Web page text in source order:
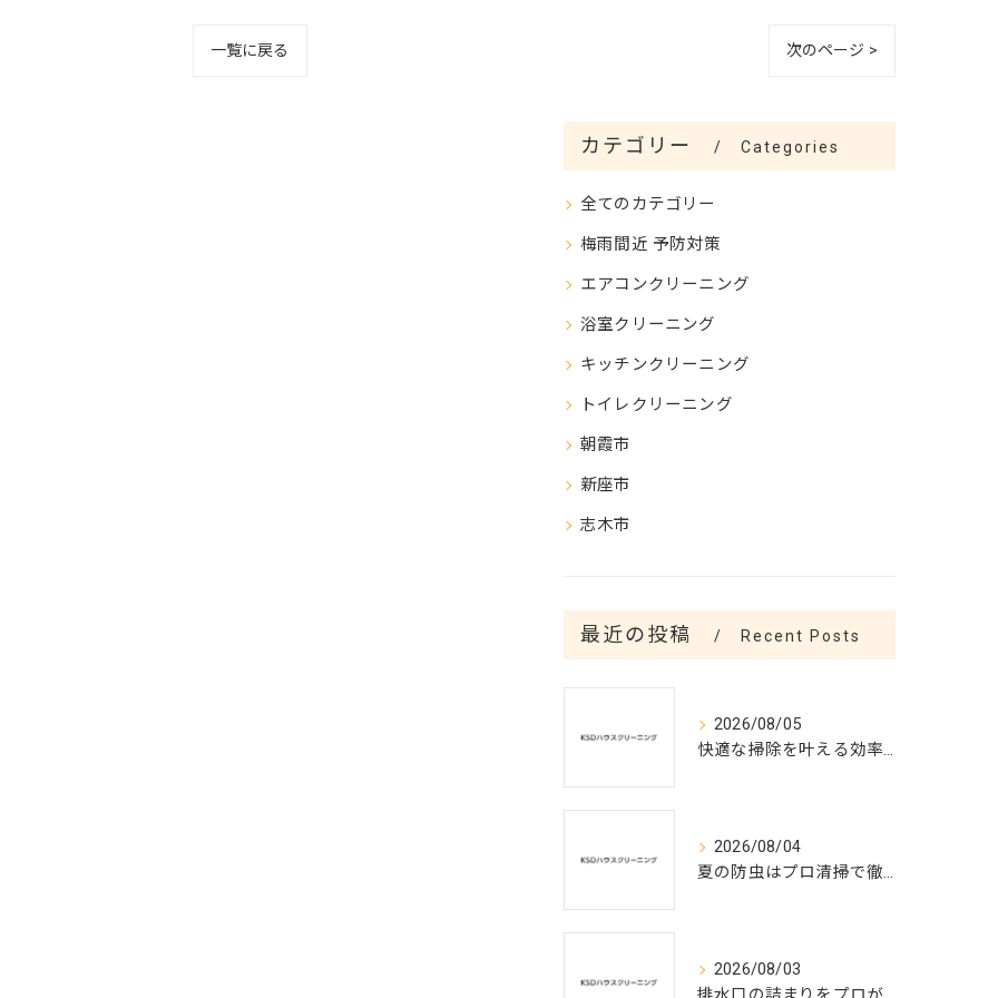
一覧に戻る 次のページ >
カテゴリー Categories
全てのカテゴリー
梅雨間近 予防対策
エアコンクリーニング
浴室クリーニング
キッチンクリーニング
トイレクリーニング
朝霞市
新座市
志木市
最近の投稿 Recent Posts
2026/08/05
快適な掃除を叶える効率的ハウスクリーニング術
2026/08/04
夏の防虫はプロ清掃で徹底対策
2026/08/03